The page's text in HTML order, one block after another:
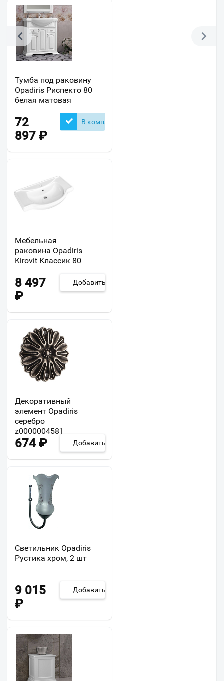
Тумба под раковину
Opadiris Риспекто 80
белая матовая
72
897 ₽
В комплекте
Мебельная
раковина Opadiris
Kirovit Классик 80
8 497
₽
Добавить
Декоративный
элемент Opadiris
серебро
z0000004581
674 ₽ Добавить
Светильник Opadiris
Рустика хром, 2 шт
9 015
₽
Добавить